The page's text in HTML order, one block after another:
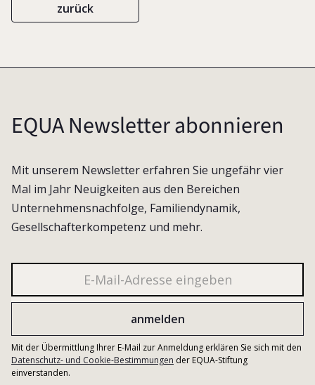
zurück
EQUA Newsletter abonnieren
Mit unserem Newsletter erfahren Sie ungefähr vier
Mal im Jahr Neuigkeiten aus den Bereichen
Unternehmensnachfolge, Familiendynamik,
Gesellschafterkompetenz und mehr.
Mit der Übermittlung Ihrer E-Mail zur Anmeldung erklären Sie sich mit den
Datenschutz- und Cookie-Bestimmungen der EQUA-Stiftung
einverstanden.